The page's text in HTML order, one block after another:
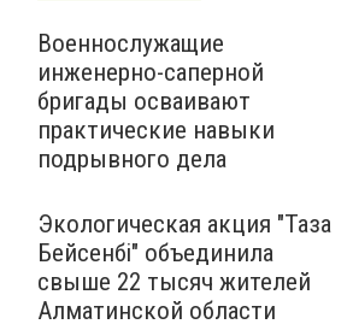
Военнослужащие
инженерно-саперной
бригады осваивают
практические навыки
подрывного дела
Экологическая акция "Таза
Бейсенбі" объединила
свыше 22 тысяч жителей
Алматинской области